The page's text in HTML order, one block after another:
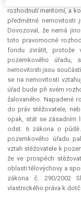
rozhodnutí meritorní, a
předmětné nemovitosti
Dovozoval, že nemá
toto pravomocné
fondu zvrátit, protože
pozemkového
nemovitosti jsou
se na nemovitosti
úřad bude při svém
žalovaného. Napadené
do práv stěžovatele,
opak, stát se zásadním
odst. 6 zákona o
pozemkového úřadu
vztah stěžovatele k
že ve prospěch
oblasti tělovýchovy a
zákona č. 290/2002
vlastnického práva k